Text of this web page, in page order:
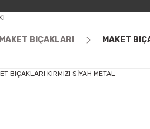
MAKET BIÇAKLARI MAKET